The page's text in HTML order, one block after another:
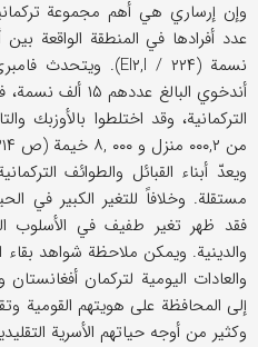
وإن إرساري هي أهم مجموعة
أندخوي البالغ
التركمانية، وقد اختلطوا بالأوزبك
من ۰۰۰,۲ منزل و ۰۰۰ ,۸ خيمة (ص ۳۱۴).
ويعدّ أبناء القبائل والطوائف
مستقلة. وخلافاً للتغير الكبير في
فقد ظهر تغير طفيف في الأسلوب
والدينية. ويمكن ملاحظة شواهد بقاء
والعادات اليومية لتركمان
إلى المحافظة على هويتهم القومية
وكثير من أوجه حياتهم الأسرية التقليدية